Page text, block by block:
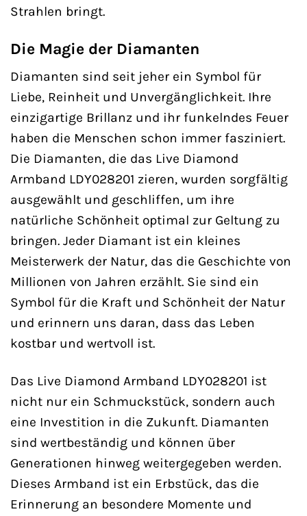
Strahlen bringt.
Die Magie der Diamanten
Diamanten sind seit jeher ein Symbol für
Liebe, Reinheit und Unvergänglichkeit. Ihre
einzigartige Brillanz und ihr funkelndes Feuer
haben die Menschen schon immer fasziniert.
Die Diamanten, die das Live Diamond
Armband LDY028201 zieren, wurden sorgfältig
ausgewählt und geschliffen, um ihre
natürliche Schönheit optimal zur Geltung zu
bringen. Jeder Diamant ist ein kleines
Meisterwerk der Natur, das die Geschichte von
Millionen von Jahren erzählt. Sie sind ein
Symbol für die Kraft und Schönheit der Natur
und erinnern uns daran, dass das Leben
kostbar und wertvoll ist.
Das Live Diamond Armband LDY028201 ist
nicht nur ein Schmuckstück, sondern auch
eine Investition in die Zukunft. Diamanten
sind wertbeständig und können über
Generationen hinweg weitergegeben werden.
Dieses Armband ist ein Erbstück, das die
Erinnerung an besondere Momente und